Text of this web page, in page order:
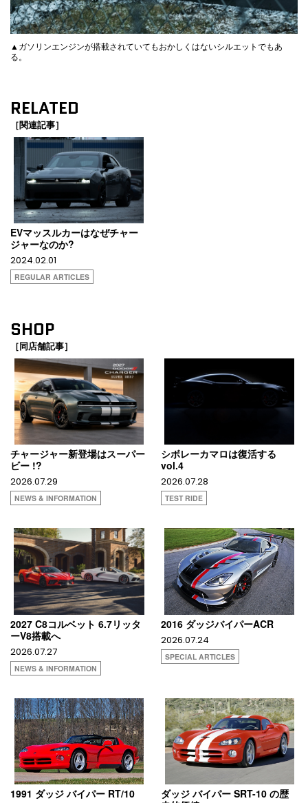
▲ガソリンエンジンが搭載されていてもおかしくはないシルエットでもあ
る。
RELATED
［関連記事］
EVマッスルカーはなぜチャー
ジャーなのか?
2024.02.01
REGULAR ARTICLES
SHOP
［同店舗記事］
チャージャー新登場はスーパー
ビー !?
2026.07.29
NEWS & INFORMATION
シボレーカマロは復活する
vol.4
2026.07.28
TEST RIDE
2027 C8コルベット 6.7リッタ
ーV8搭載へ
2026.07.27
NEWS & INFORMATION
2016 ダッジバイパーACR
2026.07.24
SPECIAL ARTICLES
1991 ダッジ バイパー RT/10
ダッジ バイパー SRT-10 の歴